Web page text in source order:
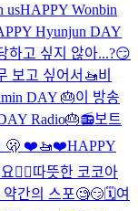
usHAPPY Wonbin
Hyunjun DAY
하고 싶지 않아...?😏
보고 싶어서🚤비
DAY 🎂이 방송
Radio🎂📻보트
🫢 ❤️🚤❤️HAPPY
🙇‍♂️따뜻한 코코아
간의 스포🧐😏🗓️여